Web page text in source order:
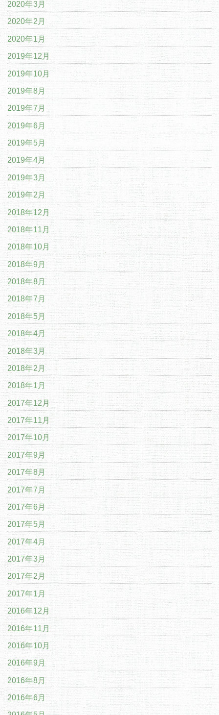
2020年3月
2020年2月
2020年1月
2019年12月
2019年10月
2019年8月
2019年7月
2019年6月
2019年5月
2019年4月
2019年3月
2019年2月
2018年12月
2018年11月
2018年10月
2018年9月
2018年8月
2018年7月
2018年5月
2018年4月
2018年3月
2018年2月
2018年1月
2017年12月
2017年11月
2017年10月
2017年9月
2017年8月
2017年7月
2017年6月
2017年5月
2017年4月
2017年3月
2017年2月
2017年1月
2016年12月
2016年11月
2016年10月
2016年9月
2016年8月
2016年6月